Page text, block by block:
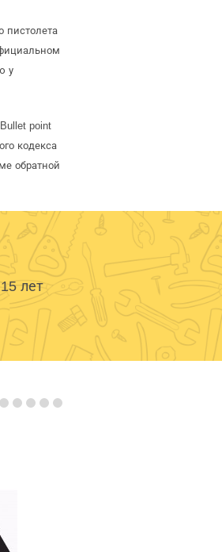
пистолета
у
point
кодекса
обратной
лет